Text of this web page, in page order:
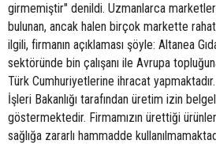
girmemiştir" denildi. Uzmanlarca
bulunan, ancak halen birçok markette
ilgili, firmanın açıklaması şöyle: Altanea
sektöründe bin çalışanı ile Avrupa
Türk Cumhuriyetlerine ihracat
İşleri Bakanlığı tarafından üretim izin
göstermektedir. Firmamızın ürettiği
sağlığa zararlı hammadde